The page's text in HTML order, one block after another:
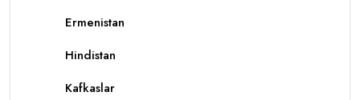
Ermenistan
Hindistan
Kafkaslar